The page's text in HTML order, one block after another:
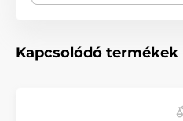
Kapcsolódó termékek